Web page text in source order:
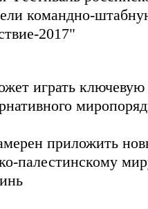
командно-
2017"
играть ключевую
приложить
палестинскому